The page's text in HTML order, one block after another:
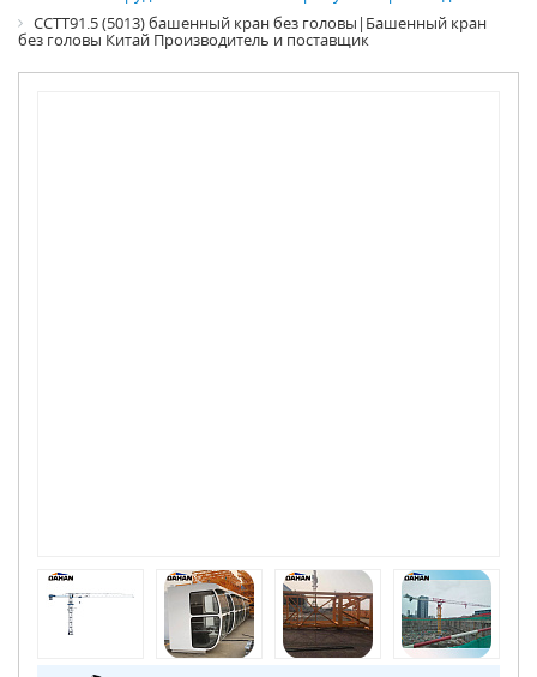
CCTT91.5 (5013) башенный кран без головы|Башенный кран
без головы Китай Производитель и поставщик